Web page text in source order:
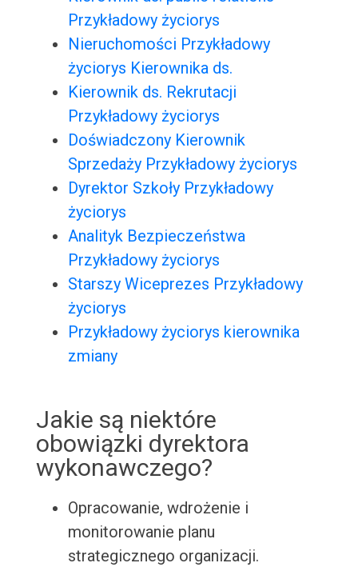
Przykładowy życiorys
Nieruchomości Przykładowy
życiorys Kierownika ds.
Kierownik ds. Rekrutacji
Przykładowy życiorys
Doświadczony Kierownik
Sprzedaży Przykładowy życiorys
Dyrektor Szkoły Przykładowy
życiorys
Analityk Bezpieczeństwa
Przykładowy życiorys
Starszy Wiceprezes Przykładowy
życiorys
Przykładowy życiorys kierownika
zmiany
Jakie są niektóre
obowiązki dyrektora
wykonawczego?
Opracowanie, wdrożenie i
monitorowanie planu
strategicznego organizacji.